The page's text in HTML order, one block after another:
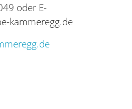
oder E-
kammeregg.de